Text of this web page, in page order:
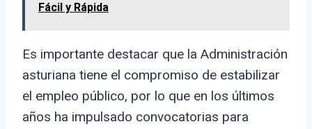
Fácil y Rápida
Es importante destacar que la Administración
asturiana tiene el compromiso de estabilizar
el empleo público, por lo que en los últimos
años ha impulsado convocatorias para